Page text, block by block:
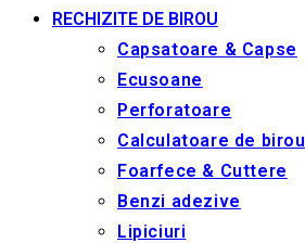
RECHIZITE DE BIROU
Capsatoare & Capse
Ecusoane
Perforatoare
Calculatoare de birou
Foarfece & Cuttere
Benzi adezive
Lipiciuri